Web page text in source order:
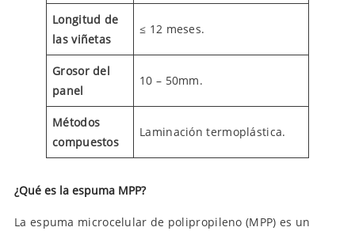
Longitud de
las viñetas
≤ 12 meses.
Grosor del
panel
10 – 50mm.
Métodos
compuestos
Laminación termoplástica.
¿Qué es la espuma MPP?
La espuma microcelular de polipropileno (MPP) es un